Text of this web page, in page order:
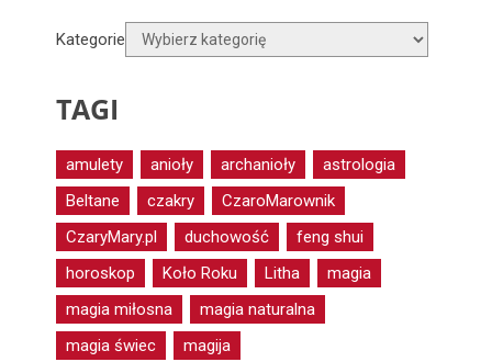
Kategorie
TAGI
amulety anioły archanioły
astrologia
Beltane
czakry
CzaroMarownik
CzaryMary.pl
duchowość
feng shui
horoskop
Koło Roku Litha
magia
magia miłosna
magia naturalna
magia świec
magija